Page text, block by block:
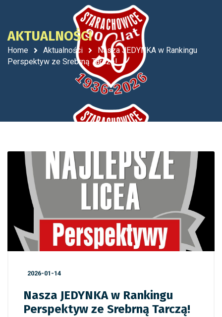
AKTUALNOŚCI
Home Aktualności
Nasza JEDYNKA w Rankingu
Perspektyw ze Srebrną Tarczą!
2026-01-14
Nasza JEDYNKA w Rankingu
Perspektyw ze Srebrną Tarczą!